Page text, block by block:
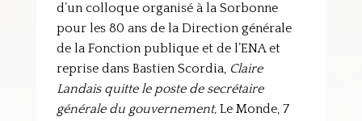
d’un colloque organisé à la Sorbonne
pour les 80 ans de la Direction générale
de la Fonction publique et de l’ENA et
reprise dans Bastien Scordia, Claire
Landais quitte le poste de secrétaire
générale du gouvernement, Le Monde, 7